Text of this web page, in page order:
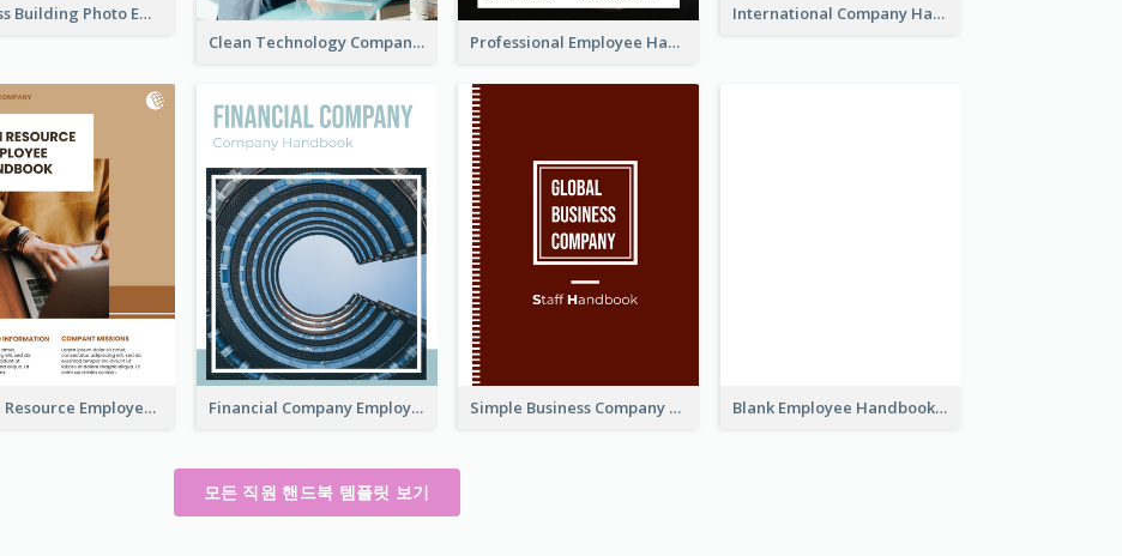
Business Building Photo Employee Handbook
Clean Technology Company Handbook
Professional Employee Handbook
International Company Handbook
Human Resource Employee Handbook Financial Company Employee Handbook Simple Business Company Employee Handbook Blank Employee Handbook
모든 직원 핸드북 템플릿 보기